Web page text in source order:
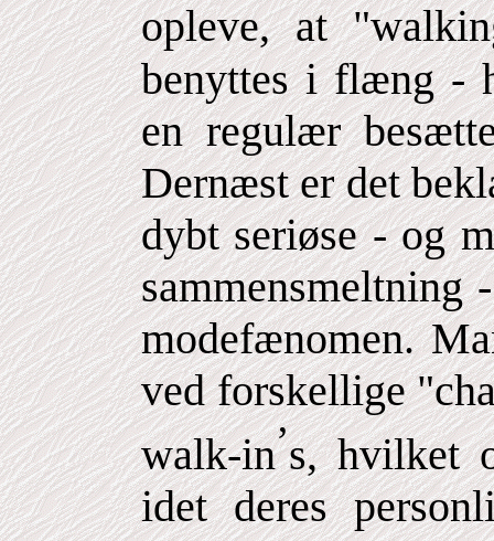
opleve, at
benyttes i flæng -
en regulær
Dernæst er det
dybt seriøse - og
sammensmeltning
modefænomen.
ved forskellige
walk-in’s, hvilket
idet deres